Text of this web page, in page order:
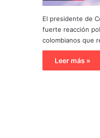
El presidente de
fuerte reacción
colombianos que
Leer más »